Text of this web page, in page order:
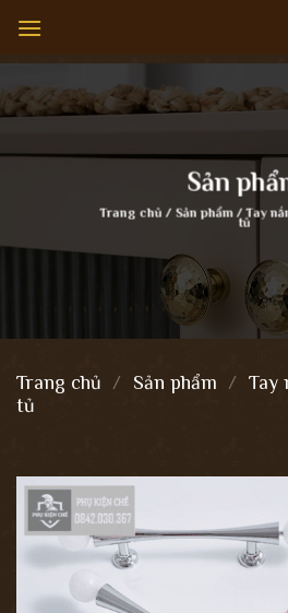
qua
nội
dung
Sản
Trang chủ / Sản phẩm / Tay
tủ
Trang chủ / Sản phẩm / Tay
tủ